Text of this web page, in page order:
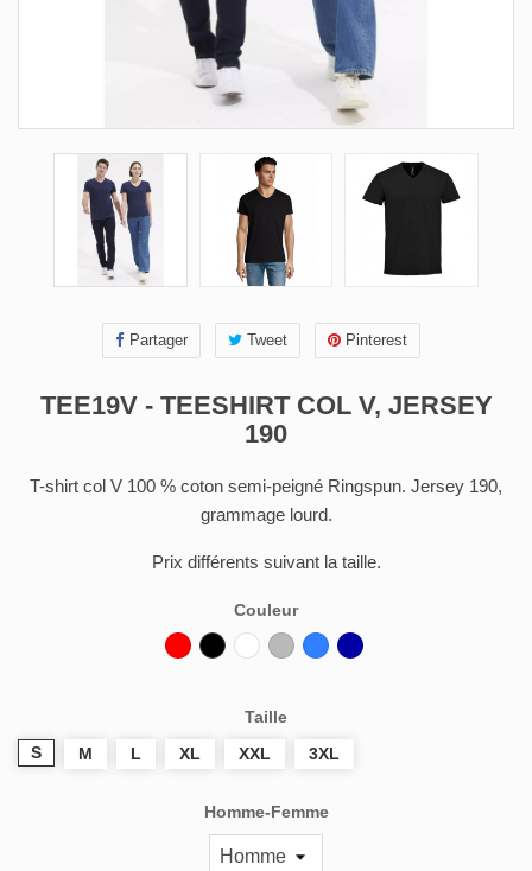
Partager Tweet Pinterest
TEE19V - TEESHIRT COL V, JERSEY
190
T-shirt col V 100 % coton semi-peigné Ringspun. Jersey 190,
grammage lourd.
Prix différents suivant la taille.
Couleur
RougeNoirBlancGrisBleu
Bugatti
Bleu
Taille
S
M L XL XXL 3XL
Homme-Femme